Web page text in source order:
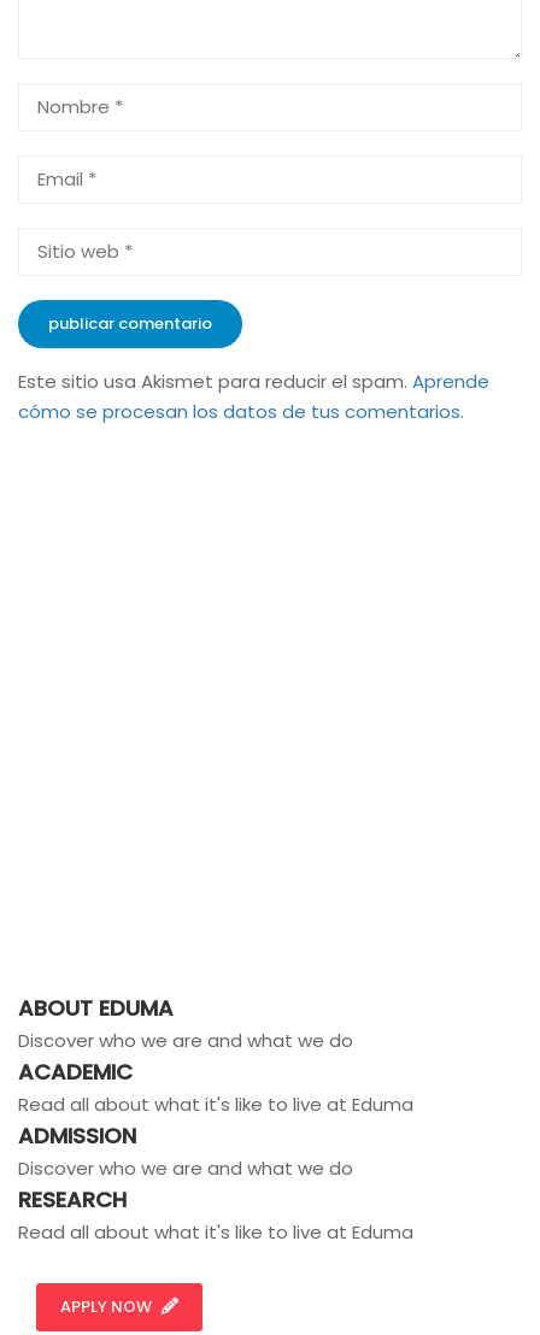
Este sitio usa Akismet para reducir el spam. Aprende
cómo se procesan los datos de tus comentarios.
ABOUT EDUMA
Discover who we are and what we do
ACADEMIC
Read all about what it's like to live at Eduma
ADMISSION
Discover who we are and what we do
RESEARCH
Read all about what it's like to live at Eduma
APPLY NOW